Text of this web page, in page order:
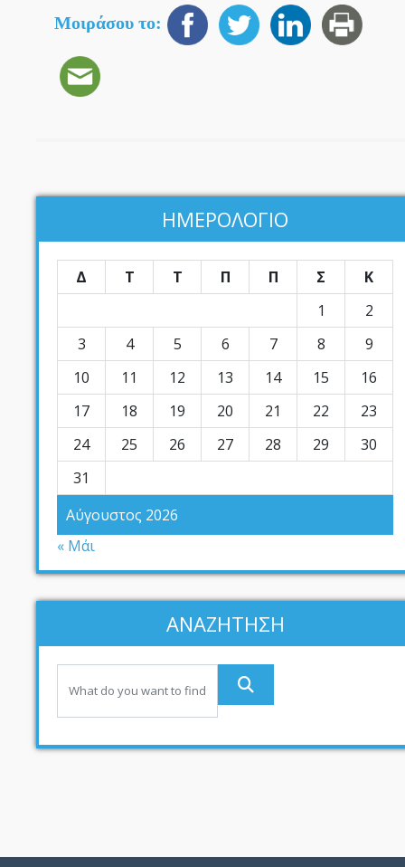
Μοιράσου το:
ΗΜΕΡΟΛΟΓΙΟ
Αύγουστος 2026
Δ Τ Τ Π Π Σ
Κ
1
2
3
4 5 6 7 8
9
10
11 12 13 14 15
16
17
18 19 20 21 22
23
24
25 26 27 28 29
30
31
« Μάι
ΑΝΑΖΗΤΗΣΗ